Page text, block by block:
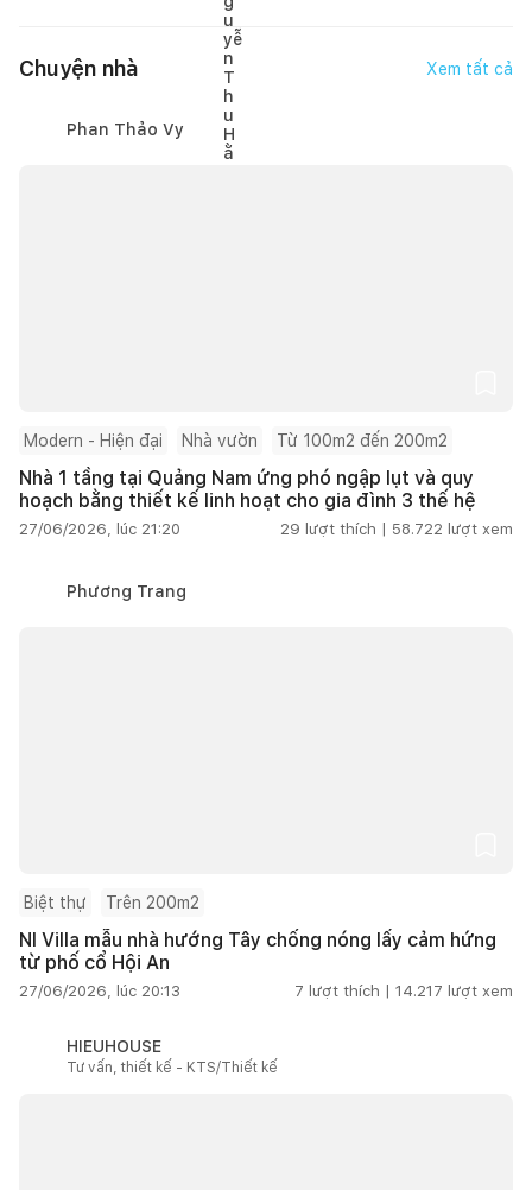
Chuyện nhà Xem tất cả
Phan Thảo Vy
Modern - Hiện đại Nhà vườn Từ 100m2 đến 200m2
Nhà 1 tầng tại Quảng Nam ứng phó ngập lụt và quy
hoạch bằng thiết kế linh hoạt cho gia đình 3 thế hệ
27/06/2026, lúc 21:20 29 lượt thích | 58.722 lượt xem
Phương Trang
Biệt thự Trên 200m2
NI Villa mẫu nhà hướng Tây chống nóng lấy cảm hứng
từ phố cổ Hội An
27/06/2026, lúc 20:13 7 lượt thích | 14.217 lượt xem
HIEUHOUSE
Tư vấn, thiết kế - KTS/Thiết kế